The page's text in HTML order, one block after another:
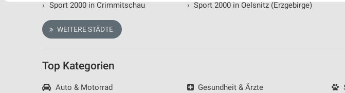
› Sport 2000 in Crimmitschau
› Sport 2000 in Oelsnitz (Erzgebirge)
WEITERE STÄDTE
Top Kategorien
Auto & Motorrad
Gesundheit & Ärzte
Erstellung von Profilen zur Personalisierung von Inhalten
Verwendung von Profilen zur Auswahl personalisierter Inhalte
Messung der Werbeleistung
Messung der Performance von Inhalten